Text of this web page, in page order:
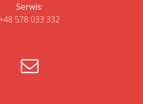
Serwis:
578 033 332